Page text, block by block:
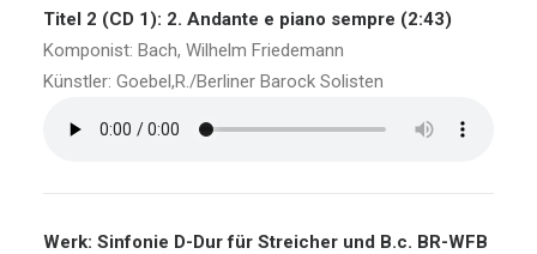
Titel 2 (CD 1): 2. Andante e piano sempre (2:43)
Komponist: Bach, Wilhelm Friedemann
Künstler: Goebel,R./Berliner Barock Solisten
Werk: Sinfonie D-Dur für Streicher und B.c. BR-WFB